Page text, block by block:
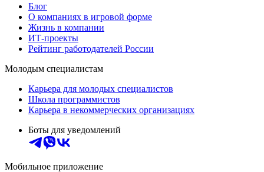
Блог
О компаниях в игровой форме
Жизнь в компании
ИТ-проекты
Рейтинг работодателей России
Молодым специалистам
Карьера для молодых специалистов
Школа программистов
Карьера в некоммерческих организациях
Боты для уведомлений
Мобильное приложение